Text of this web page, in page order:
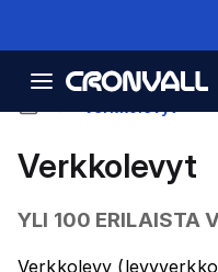
Verkkolevyt
YLI 100 ERILAISTA
Verkkolevy